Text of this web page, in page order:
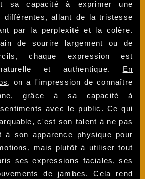
sa capacité à exprimer une
différentes, allant de la tristesse
par la perplexité et la colère.
de sourire largement ou de
chaque expression est
naturelle et authentique. En
, on a l'impression de connaître
grâce à sa capacité à
avec le public. Ce qui
c'est son talent à ne pas
à son apparence physique pour
mais plutôt à utiliser tout
ses expressions faciales, ses
de jambes. Cela rend